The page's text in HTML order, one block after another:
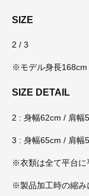
SIZE
2 / 3
※モデル身長168cm
SIZE DETAIL
2 : 身幅62cm / 肩幅
3 : 身幅65cm / 肩幅
※衣類は全て平台に
※製品加工時の縮み